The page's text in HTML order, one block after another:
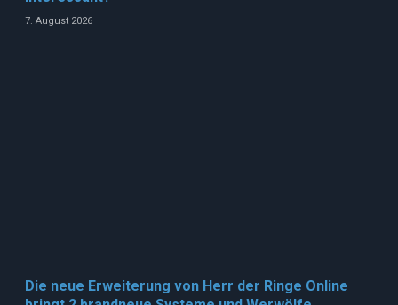
7. August 2026
Die neue Erweiterung von Herr der Ringe Online